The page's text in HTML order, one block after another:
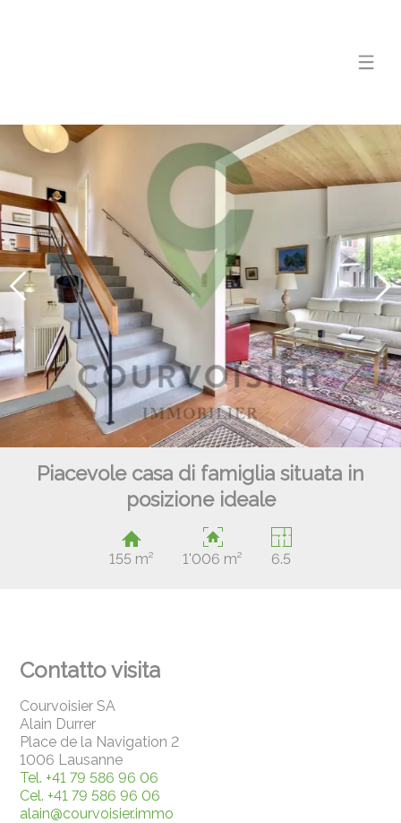
Piacevole casa di famiglia situata in
posizione ideale
155 m² 1'006 m² 6.5
Contatto visita
Courvoisier SA
Alain Durrer
Place de la Navigation 2
1006 Lausanne
Tel. +41 79 586 96 06
Cel. +41 79 586 96 06
alain@courvoisier.immo